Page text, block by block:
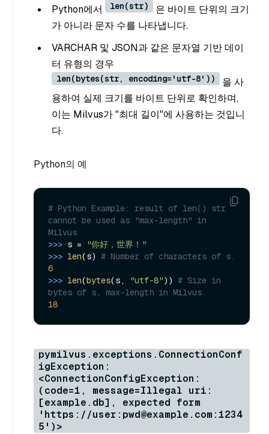
Python에서 len(str)
은 바이트 단위의 크기
가 아니라 문자 수를 나타냅니다.
VARCHAR 및 JSON과 같은 문자열 기반 데이
터 유형의 경우
len(bytes(str, encoding='utf-8'))
을 사
용하여 실제 크기를 바이트 단위로 확인하며,
이는 Milvus가 "최대 길이"에 사용하는 것입니
다.
Python의 예
# Python Example: result of len() str
cannot be used as "max-length" in
Milvus
>>> s =
"你好，世界！"
>>> len(s) # Number of characters of s.
6
>>> len(bytes(s, "utf-8")) # Size in
bytes of s, max-length in Milvus.
18
pymilvus.exceptions.ConnectionConf
igException:
<ConnectionConfigException:
(code=1, message=Illegal uri:
[example.db], expected form
'https://user:pwd@example.com:1234
5')>